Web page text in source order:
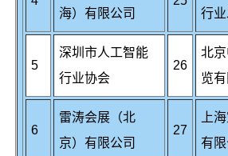
海）有限公司
行
5
深圳市人工智能
行业协会
26
北
览
6
雷涛会展（北
京）有限公司
27
上
有限